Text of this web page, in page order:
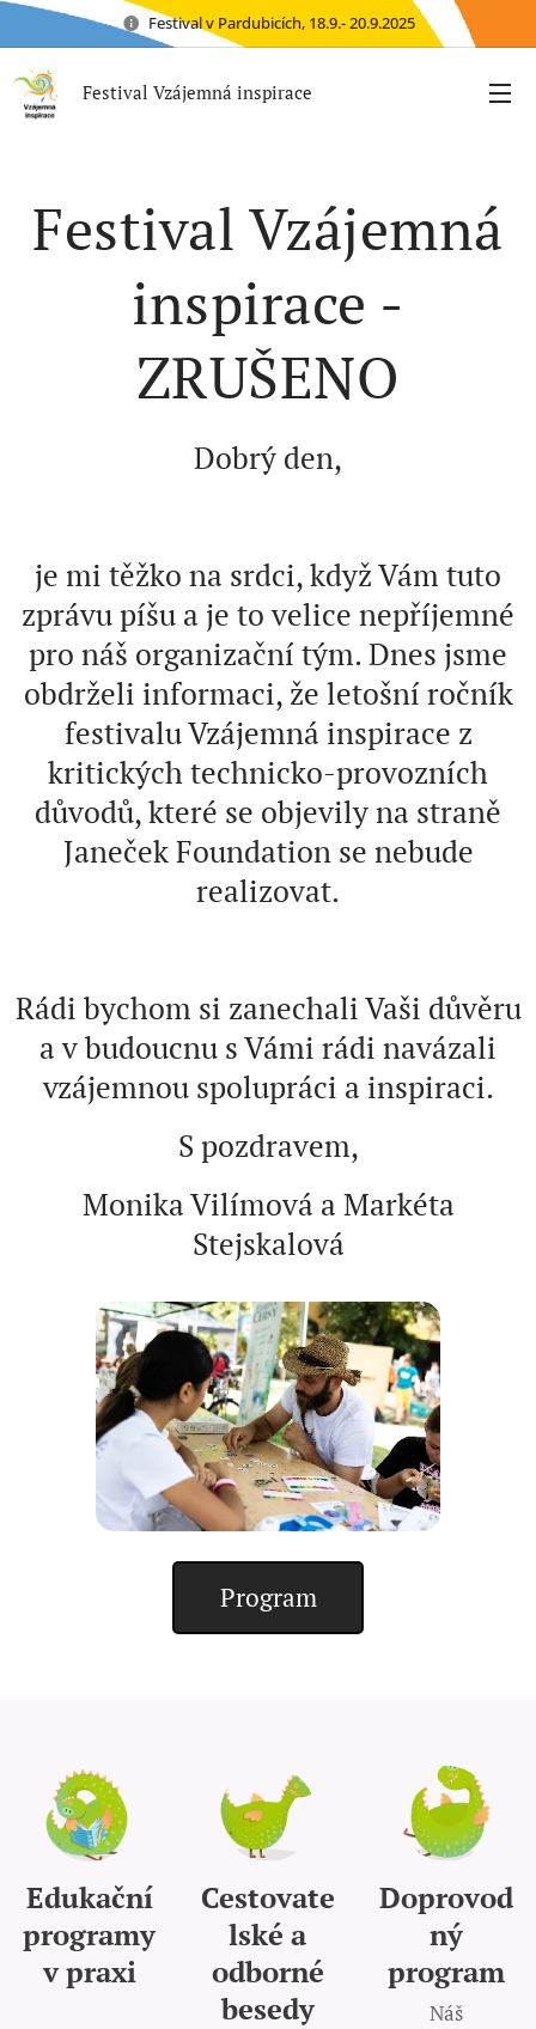
Festival v Pardubicích, 18.9.- 20.9.2025
Festival Vzájemná inspirace
Festival Vzájemná
inspirace -
ZRUŠENO
Dobrý den,
je mi těžko na srdci, když Vám tuto
zprávu píšu a je to velice nepříjemné
pro náš organizační tým. Dnes jsme
obdrželi informaci, že letošní ročník
festivalu Vzájemná inspirace z
kritických technicko-provozních
důvodů, které se objevily na straně
Janeček Foundation se nebude
realizovat.
Rádi bychom si zanechali Vaši důvěru
a v budoucnu s Vámi rádi navázali
vzájemnou spolupráci a inspiraci.
S pozdravem,
Monika Vilímová a Markéta
Stejskalová
Program
Edukační
programy
v praxi
Cestovate
lské a
odborné
besedy
Doprovod
ný
program
Náš